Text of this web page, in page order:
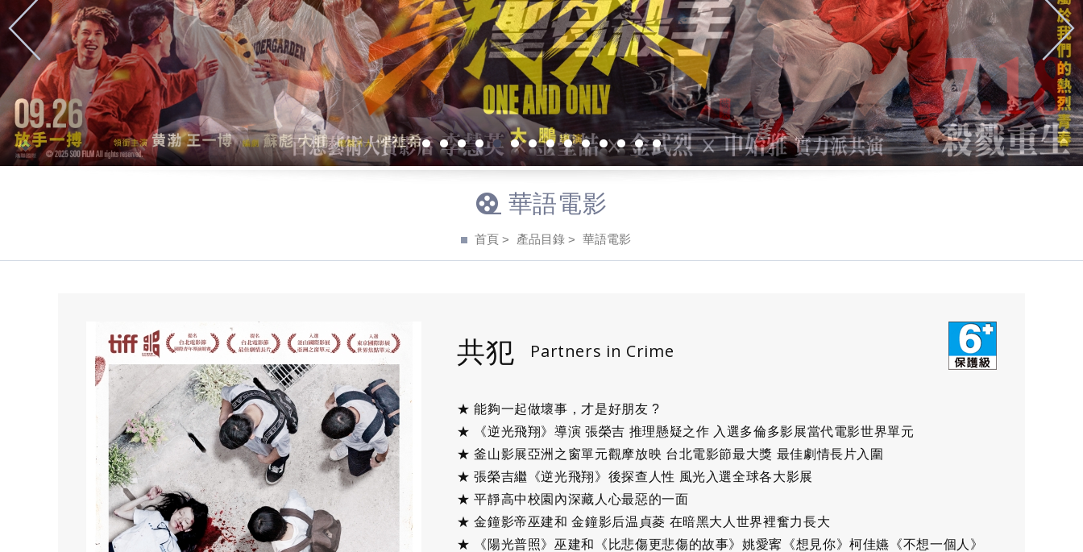
1 2 3 4 5 6 7 8 9 1011121314
華語電影
首頁 產品目錄 華語電影
共犯 Partners in Crime
★ 能夠一起做壞事，才是好朋友 ?
★ 《逆光飛翔》導演 張榮吉 推理懸疑之作 入選多倫多影展當代電影世界單元
★ 釜山影展亞洲之窗單元觀摩放映 台北電影節最大獎 最佳劇情長片入圍
★ 張榮吉繼《逆光飛翔》後探查人性 風光入選全球各大影展
★ 平靜高中校園內深藏人心最惡的一面
★ 金鐘影帝巫建和 金鐘影后温貞菱 在暗黑大人世界裡奮力長大
★ 《陽光普照》巫建和《比悲傷更悲傷的故事》姚愛寗《想見你》柯佳嬿《不想一個人》